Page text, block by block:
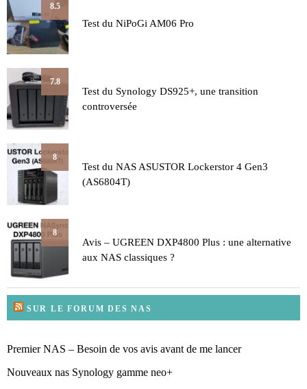
8.5
Test du NiPoGi AM06 Pro
7.8
Test du Synology DS925+, une transition
controversée
8
Test du NAS ASUSTOR Lockerstor 4 Gen3
(AS6804T)
8
Avis – UGREEN DXP4800 Plus : une alternative
aux NAS classiques ?
SUR LE FORUM DES NAS
Premier NAS – Besoin de vos avis avant de me lancer
Nouveaux nas Synology gamme neo+